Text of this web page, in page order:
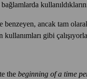
benzeyen, ancak tam
kullanımları gibi
the beginning of a time